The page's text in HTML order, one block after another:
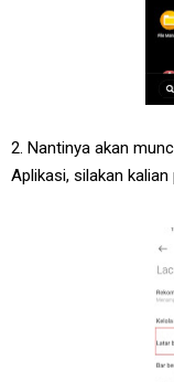
2. Nantinya akan
Aplikasi, silakan kalian